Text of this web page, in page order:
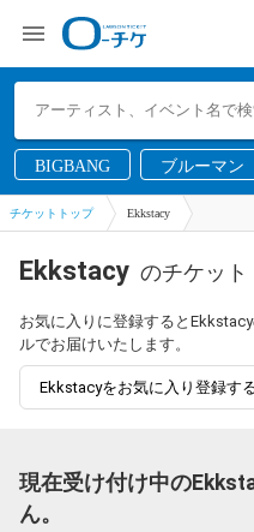
BIGBANG ブルーマン
チケットトップ Ekkstacy
Ekkstacy のチケット
お気に入りに登録すると
ルでお届けいたします。
Ekkstacyをお気に入り登録す
現在受け付け中の
ん。